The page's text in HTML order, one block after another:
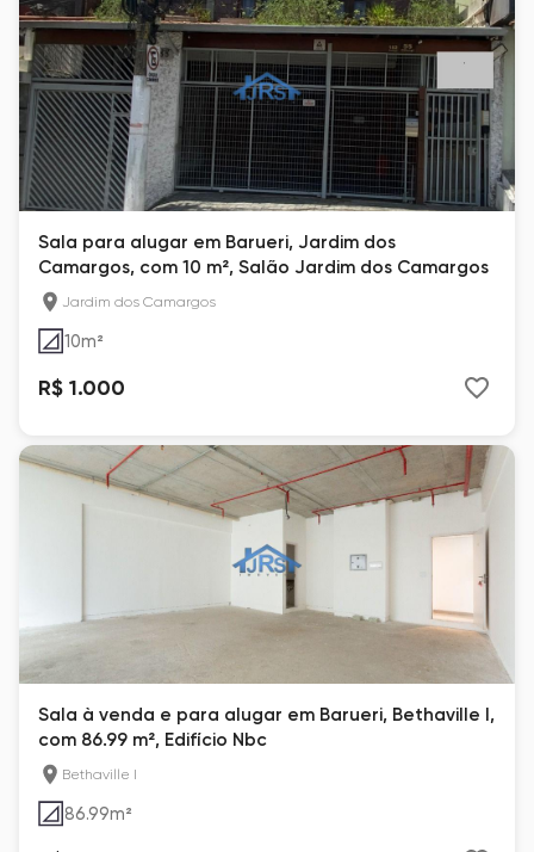
Sala para alugar em Barueri, Jardim dos
Camargos, com 10 m², Salão Jardim dos Camargos
Jardim dos Camargos
10m²
R$ 1.000
Sala à venda e para alugar em Barueri, Bethaville I,
com 86.99 m², Edifício Nbc
Bethaville I
86.99m²